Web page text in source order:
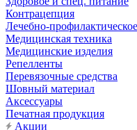
Контрацепция
Лечебно-
Медицинская техника
Медицинские изделия
Репелленты
Перевязочные средства
Шовный материал
Аксессуары
Печатная продукция
Акции